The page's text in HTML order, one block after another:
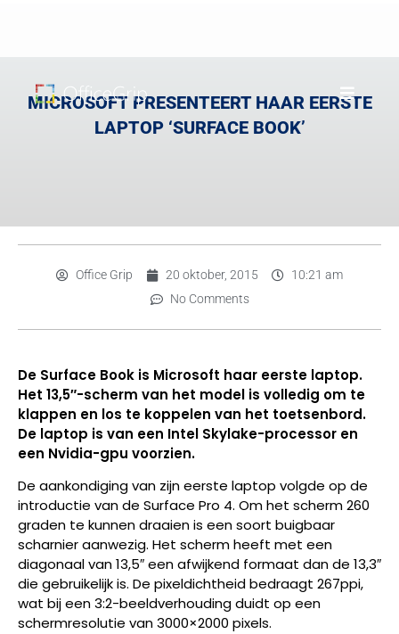
MICROSOFT PRESENTEERT HAAR EERSTE
LAPTOP ‘SURFACE BOOK’
Office Grip 20 oktober, 2015
10:21 am
No Comments
De Surface Book is Microsoft haar eerste laptop.
Het 13,5″-scherm van het model is volledig om te
klappen en los te koppelen van het toetsenbord.
De laptop is van een Intel Skylake-processor en
een Nvidia-gpu voorzien.
De aankondiging van zijn eerste laptop volgde op de
introductie van de Surface Pro 4. Om het scherm 260
graden te kunnen draaien is een soort buigbaar
scharnier aanwezig. Het scherm heeft met een
diagonaal van 13,5″ een afwijkend formaat dan de 13,3″
die gebruikelijk is. De pixeldichtheid bedraagt 267ppi,
wat bij een 3:2-beeldverhouding duidt op een
schermresolutie van 3000×2000 pixels.